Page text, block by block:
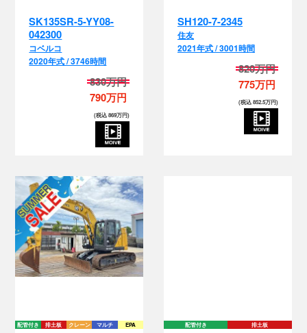
SK135SR-5-YY08-
042300
コベルコ
2020年式 / 3746時間
830万円
790万円
(税込 869万円)
SH120-7-2345
住友
2021年式 / 3001時間
820万円
775万円
(税込 852.5万円)
配管付き 排土板 クレーン マルチ EPA 配管付き 排土板